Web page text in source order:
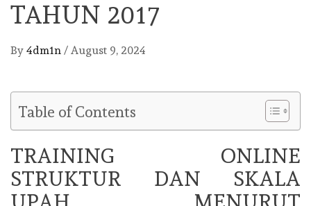
TAHUN 2017
By 4dm1n / August 9, 2024
Table of Contents
TRAINING ONLINE
STRUKTUR DAN SKALA